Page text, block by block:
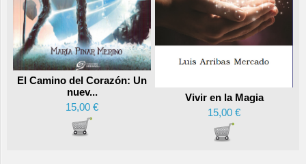
El Camino del Corazón: Un
nuev...
15,00 €
Vivir en la Magia
15,00 €